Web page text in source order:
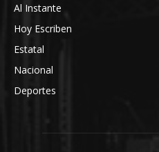
Al Instante
Hoy Escriben
Estatal
Nacional
Deportes